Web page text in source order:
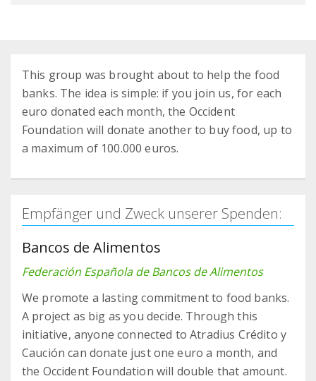
This group was brought about to help the food
banks. The idea is simple: if you join us, for each
euro donated each month, the Occident
Foundation will donate another to buy food, up to
a maximum of 100.000 euros.
Empfänger und Zweck unserer Spenden:
Bancos de Alimentos
Federación Española de Bancos de Alimentos
We promote a lasting commitment to food banks.
A project as big as you decide. Through this
initiative, anyone connected to Atradius Crédito y
Caución can donate just one euro a month, and
the Occident Foundation will double that amount.